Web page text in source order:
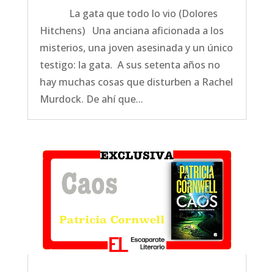
La gata que todo lo vio (Dolores
Hitchens) Una anciana aficionada a los
misterios, una joven asesinada y un único
testigo: la gata. A sus setenta años no
hay muchas cosas que disturben a Rachel
Murdock. De ahí que...